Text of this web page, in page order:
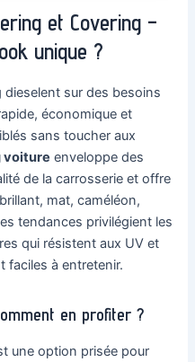
et Covering –
unique ?
sur des besoins
économique et
sans toucher aux
voiture enveloppe des
de la carrosserie et offre
mat, caméléon,
tendances privilégient les
qui résistent aux UV et
faciles à entretenir.
en profiter ?
une option prisée pour